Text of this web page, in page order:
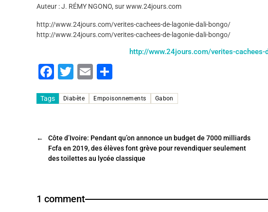
Auteur : J. RÉMY NGONO, sur www.24jours.com
http://www.24jours.com/verites-cachees-de-lagonie-dali-bongo/
http://www.24jours.com/verites-cachees-de-lagonie-dali-bongo/
http://www.24jours.com/verites-
F
c
b
o
o
T
tt
E
ai ta
er
Tags Diabète Empoisonnements Gabon
←
Côte d’Ivoire: Pendant qu’on annonce un budget de 7000 milliards
Fcfa en 2019, des élèves font grève pour revendiquer seulement
des toilettes au lycée classique
1 comment